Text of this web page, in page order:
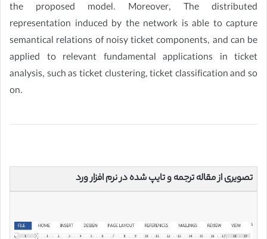
the proposed model. Moreover, The distributed
representation induced by the network is able to capture
semantical relations of noisy ticket components, and can be
applied to relevant fundamental applications in ticket
analysis, such as ticket clustering, ticket classification and so
on.
تصویری از مقاله ترجمه و تایپ شده در نرم افزار ورد